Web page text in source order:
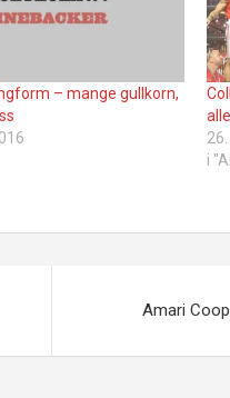
– mange gullkorn,
i
Amari